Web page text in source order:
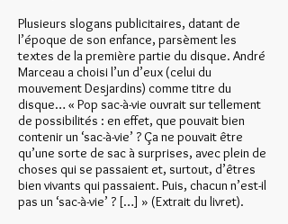
Plusieurs slogans publicitaires, datant de
l’époque de son enfance, parsèment les
textes de la première partie du disque. André
Marceau a choisi l’un d’eux (celui du
mouvement Desjardins) comme titre du
disque… « Pop sac-à-vie ouvrait sur tellement
de possibilités : en effet, que pouvait bien
contenir un ‘sac-à-vie’ ? Ça ne pouvait être
qu’une sorte de sac à surprises, avec plein de
choses qui se passaient et, surtout, d’êtres
bien vivants qui passaient. Puis, chacun n’est-il
pas un ‘sac-à-vie’ ? […] » (Extrait du livret).